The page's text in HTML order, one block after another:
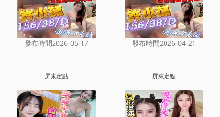
發布時間2026-05-17 發布時間2026-04-21
屏東定點 屏東定點